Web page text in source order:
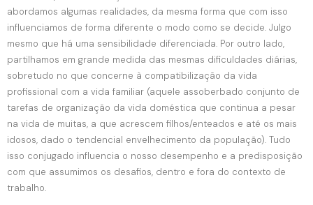
abordamos algumas realidades, da mesma forma que com isso
influenciamos de forma diferente o modo como se decide. Julgo
mesmo que há uma sensibilidade diferenciada. Por outro lado,
partilhamos em grande medida das mesmas dificuldades diárias,
sobretudo no que concerne à compatibilização da vida
profissional com a vida familiar (aquele assoberbado conjunto de
tarefas de organização da vida doméstica que continua a pesar
na vida de muitas, a que acrescem filhos/enteados e até os mais
idosos, dado o tendencial envelhecimento da população). Tudo
isso conjugado influencia o nosso desempenho e a predisposição
com que assumimos os desafios, dentro e fora do contexto de
trabalho.